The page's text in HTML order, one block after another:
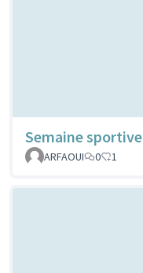
Semaine sportive
ARFAOUI
0 1